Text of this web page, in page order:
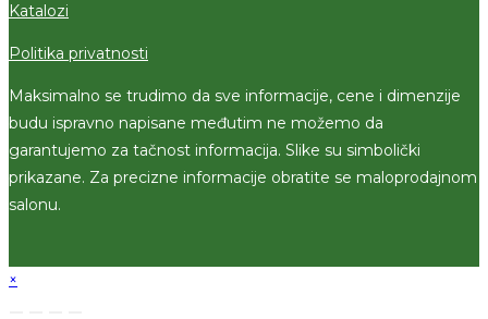
Katalozi
Politika privatnosti
Maksimalno se trudimo da sve informacije, cene i dimenzije
budu ispravno napisane međutim ne možemo da
garantujemo za tačnost informacija. Slike su simbolički
prikazane. Za precizne informacije obratite se maloprodajnom
salonu.
×